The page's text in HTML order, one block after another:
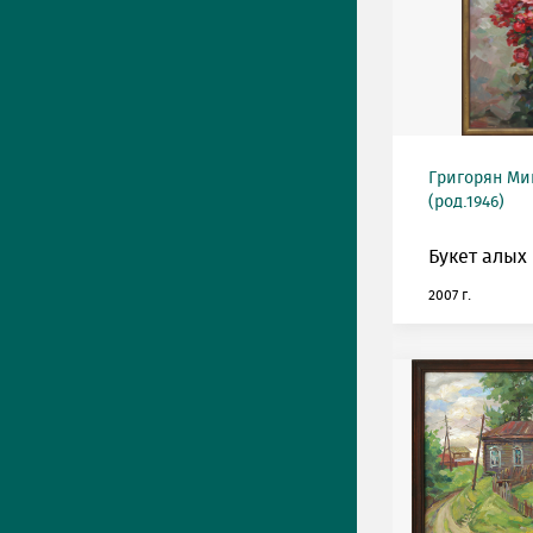
Григорян
(род.1946)
Букет алых
2007 г.